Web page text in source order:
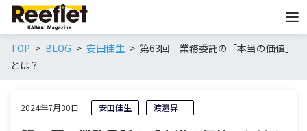
TOP BLOG 安田佳生
第63回 業務委託の「本当の価値」
とは？
2024年7月30日 安田佳生 渡邉昇一